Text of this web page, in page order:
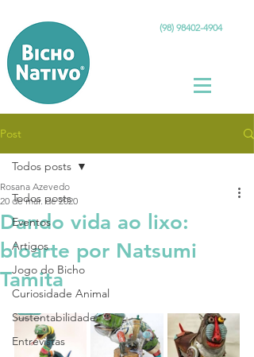
(98) 98402-4904
Post
Todos posts
Eventos
Artigos
Jogo do Bicho
Curiosidade Animal
Sustentabilidade
Entrevistas
Todos posts
Dando vida ao lixo:
bioarte por Natsumi
Tamita
Rosana Azevedo
20 de mai. de 2020